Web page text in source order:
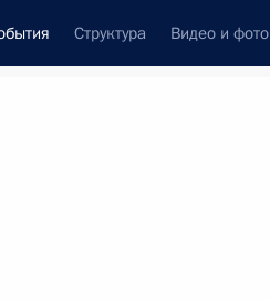
Структура Видео и фото